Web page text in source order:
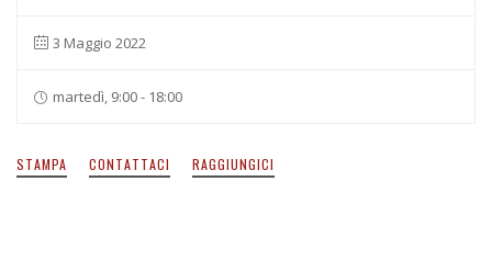
3 Maggio 2022
martedì, 9:00 - 18:00
STAMPA CONTATTACI RAGGIUNGICI